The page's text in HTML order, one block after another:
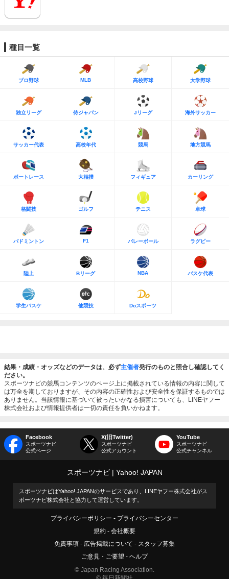
種目一覧
プロ野球 MLB 高校野球 大学野球
独立リーグ 侍ジャパン Jリーグ 海外サッカー
サッカー代表 高校年代 競馬 地方競馬
ボートレース 大相撲 フィギュア カーリング
格闘技 ゴルフ テニス 卓球
バドミントン F1 バレーボール ラグビー
陸上 Bリーグ NBA バスケ代表
学生バスケ 他競技 Doスポーツ
結果・成績・オッズなどのデータは、必ず主催者発行のものと照合し確認してく
ださい。
スポーツナビの競馬コンテンツのページ上に掲載されている情報の内容に関して
は万全を期しておりますが、その内容の正確性および安全性を保証するものでは
ありません。当該情報に基づいて被ったいかなる損害についても、LINEヤフー
株式会社および情報提供者は一切の責任を負いかねます。
Facebook
スポーツナビ
公式ページ
X(旧Twitter)
スポーツナビ
公式アカウント
YouTube
スポーツナビ
公式チャンネル
スポーツナビ Yahoo! JAPAN
スポーツナビはYahoo! JAPANのサービスであり、LINEヤフー株式会社がス
ポーツナビ株式会社と協力して運営しています。
プライバシーポリシー
プライバシーセンター
規約
会社概要
免責事項
広告掲載について
スタッフ募集
ご意見・ご要望
ヘルプ
© Japan Racing Association.